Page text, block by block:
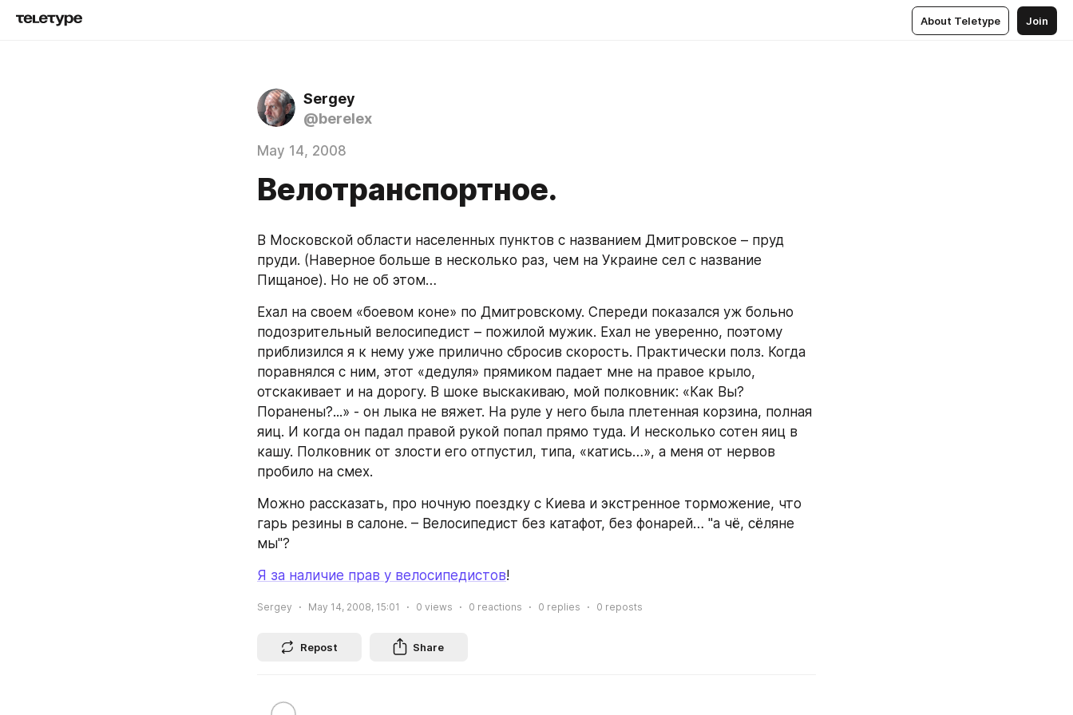
About Teletype Join
Sergey
@berelex
May 14, 2008
Велотранспортное.
В Московской области населенных пунктов с названием Дмитровское – пруд
пруди. (Наверное больше в несколько раз, чем на Украине сел с название
Пищаное). Но не об этом…
Ехал на своем «боевом коне» по Дмитровскому. Спереди показался уж больно
подозрительный велосипедист – пожилой мужик. Ехал не уверенно, поэтому
приблизился я к нему уже прилично сбросив скорость. Практически полз. Когда
поравнялся с ним, этот «дедуля» прямиком падает мне на правое крыло,
отскакивает и на дорогу. В шоке выскакиваю, мой полковник: «Как Вы?
Поранены?...» - он лыка не вяжет. На руле у него была плетенная корзина, полная
яиц. И когда он падал правой рукой попал прямо туда. И несколько сотен яиц в
кашу. Полковник от злости его отпустил, типа, «катись…», а меня от нервов
пробило на смех.
Можно рассказать, про ночную поездку с Киева и экстренное торможение, что
гарь резины в салоне. – Велосипедист без катафот, без фонарей… "а чё, сёляне
мы"?
Я за наличие прав у велосипедистов!
Sergey May 14, 2008, 15:01 0 views 0 reactions 0 replies 0 reposts
Repost Share